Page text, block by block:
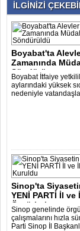
İLGİNİZİ
Boyabat'ta
Zamanında
Söndürü..
Boyabat İtfaiye
aylarındaki yüksek
nedeniyle
Sinop'ta
YENİ PARTİ İl ve
Örgütleri..
Sinop genelinde
çalışmalarını hızla
Parti Sinop İl